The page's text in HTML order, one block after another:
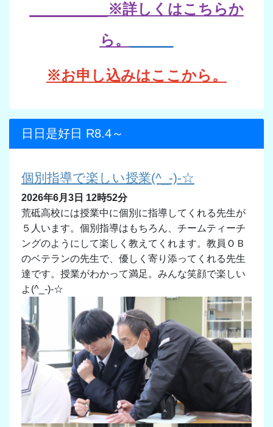
※詳しくはこちらか
ら。
※お申し込みはここから。
日日是好日 R8.4～
個別指導で楽しい授業(^_-)-☆
2026年6月3日 12時52分
荒砥高校には授業中に個別に指導してくれる先生が
５人います。個別指導はもちろん、チームティーチ
ングのようにして楽しく教えてくれます。教員ＯＢ
のベテランの先生で、優しく寄り添ってくれる先生
達です。授業がわかって満足。みんな笑顔で楽しい
よ(^_-)-☆